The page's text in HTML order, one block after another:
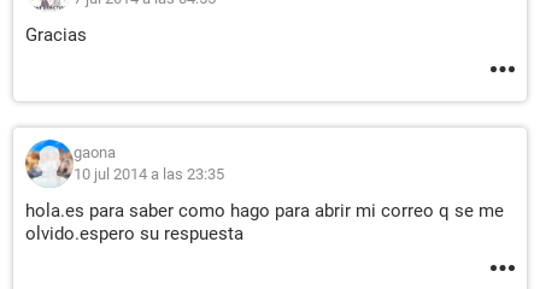
Gracias
gaona
10 jul 2014 a las 23:35
hola.es para saber como hago para abrir mi correo q se me
olvido.espero su respuesta